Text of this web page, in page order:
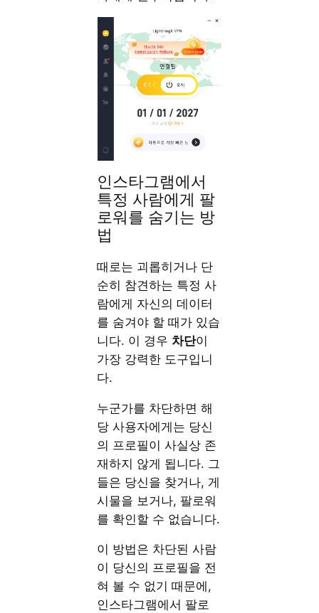
인스타그램에서
특정 사람에게 팔
로워를 숨기는 방
법
때로는 괴롭히거나 단
순히 참견하는 특정 사
람에게 자신의 데이터
를 숨겨야 할 때가 있습
니다. 이 경우 차단이
가장 강력한 도구입니
다.
누군가를 차단하면 해
당 사용자에게는 당신
의 프로필이 사실상 존
재하지 않게 됩니다. 그
들은 당신을 찾거나, 게
시물을 보거나, 팔로워
를 확인할 수 없습니다.
이 방법은 차단된 사람
이 당신의 프로필을 전
혀 볼 수 없기 때문에,
인스타그램에서 팔로